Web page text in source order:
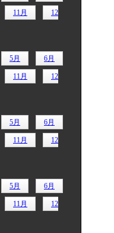
11月 12
5月 6月
11月 12
5月 6月
11月 12
5月 6月
11月 12